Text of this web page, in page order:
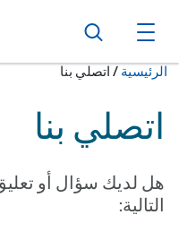
بحث
الرئيسية /حالياً:
اتصلي بنا
اتصلي بنا
هل لديك سؤال أو
التالية: